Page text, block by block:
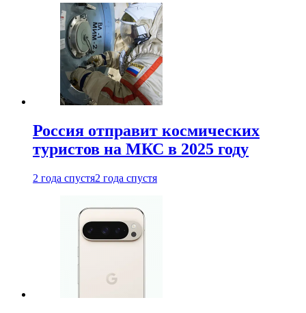
Россия отправит космических
туристов на МКС в 2025 году
2 года спустя2 года спустя